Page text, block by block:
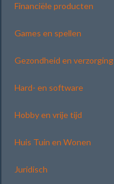
Financiële producten
Games en spellen
Gezondheid en verzorging
Hard- en software
Hobby en vrije tijd
Huis Tuin en Wonen
Juridisch